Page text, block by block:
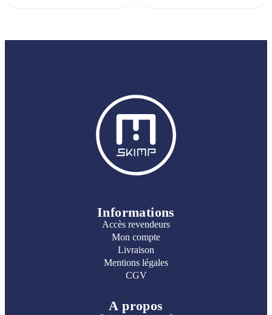
Informations
Accès revendeurs
Mon compte
Livraison
Mentions légales
CGV
A propos